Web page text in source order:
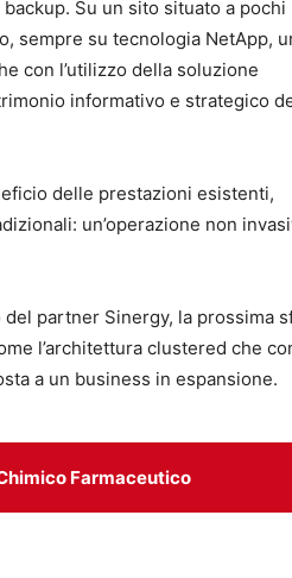
Su un sito situato a pochi
sempre su tecnologia NetApp,
con l’utilizzo della soluzione
informativo e strategico
delle prestazioni esistenti,
un’operazione non
partner Sinergy, la prossima
l’architettura clustered che
a un business in espansione.
Farmaceutico